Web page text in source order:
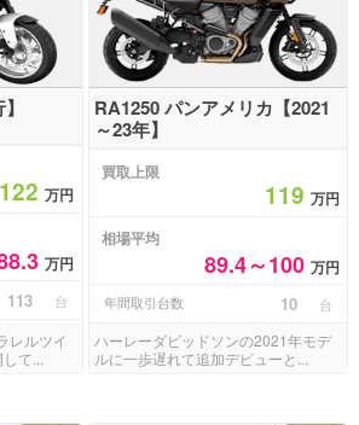
122万円
万円
113 台
レルツイ
て...
RA1250 パンアメリカ【2021
～23年】
買取上限
119 万円
相場平均
89.4～100 万円
年間取引台数 10 台
ハーレーダビッドソンの2021年モデ
ルに一歩遅れて追加デビューと...